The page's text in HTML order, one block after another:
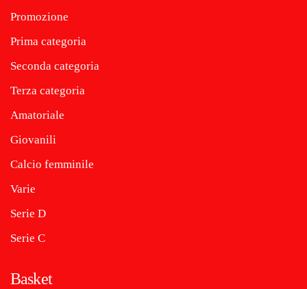
Promozione
Prima categoria
Seconda categoria
Terza categoria
Amatoriale
Giovanili
Calcio femminile
Varie
Serie D
Serie C
Basket